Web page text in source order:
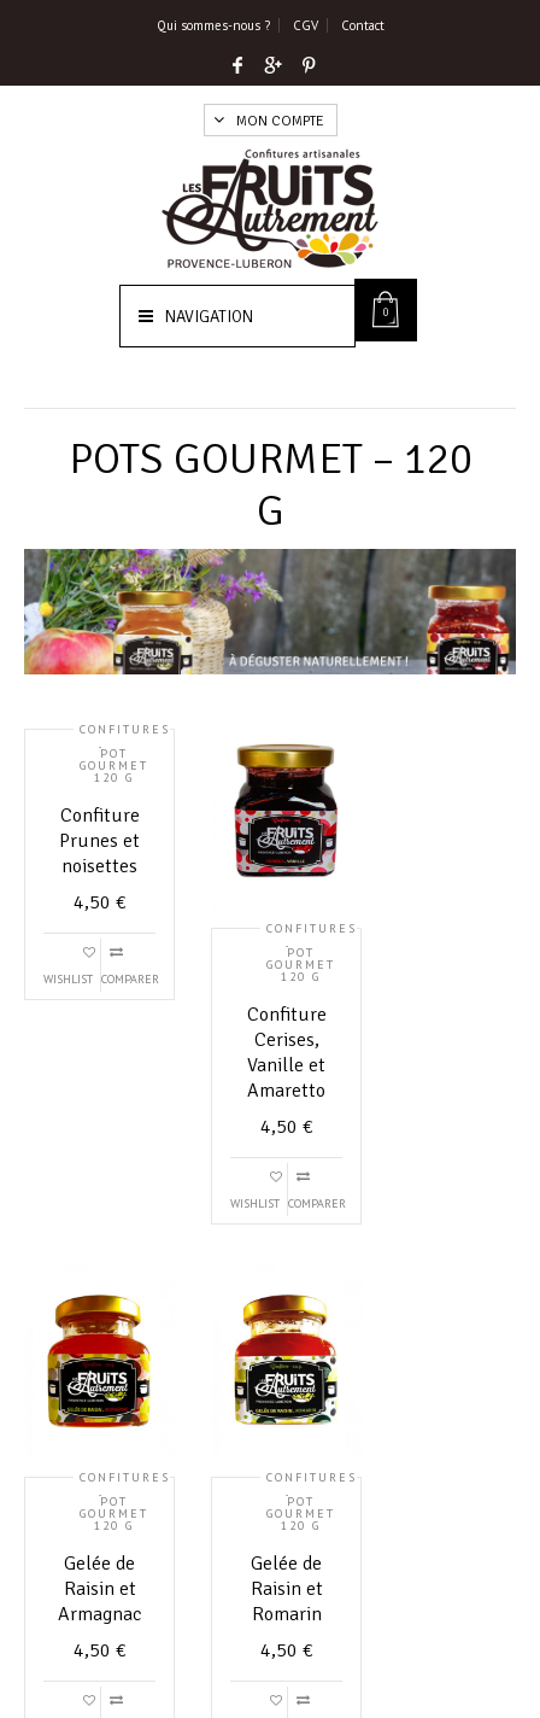
Qui sommes-nous ? CGV Contact
MON COMPTE
0
NAVIGATION
POTS GOURMET – 120
G
CONFITURES
,
POT
GOURMET
120 G
Confiture
Prunes et
noisettes
4,50 €
WISHLIST COMPARER
CONFITURES
,
POT
GOURMET
120 G
Confiture
Cerises,
Vanille et
Amaretto
4,50 €
WISHLIST COMPARER
CONFITURES
,
POT
GOURMET
120 G
Gelée de
Raisin et
Armagnac
4,50 €
CONFITURES
,
POT
GOURMET
120 G
Gelée de
Raisin et
Romarin
4,50 €